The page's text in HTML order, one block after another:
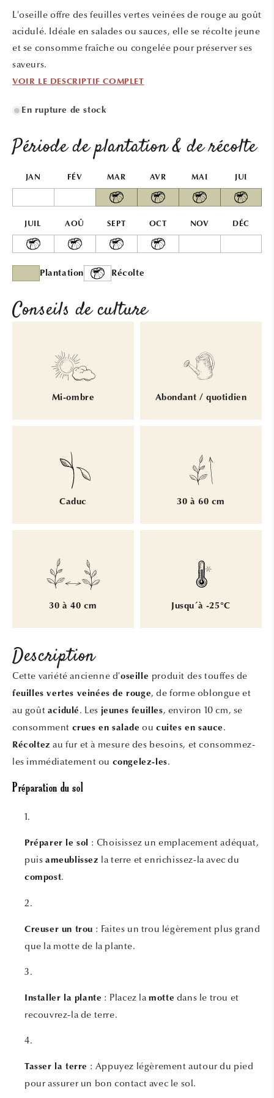
fenêtre
modale
L'oseille offre des feuilles vertes veinées de rouge au goût
acidulé. Idéale en salades ou sauces, elle se récolte jeune
et se consomme fraîche ou congelée pour préserver ses
saveurs.
VOIR LE DESCRIPTIF COMPLET
En rupture de stock
Période de plantation & de récolte
JAN FÉV MAR AVR MAI JUI
JUIL AOÛ SEPT OCT NOV DÉC
Plantation Récolte
Conseils de culture
Mi-ombre Abondant / quotidien
Caduc 30 à 60 cm
30 à 40 cm Jusqu´à -25°C
Description
Cette variété ancienne d'oseille produit des touffes de
feuilles vertes veinées de rouge, de forme oblongue et
au goût acidulé . Les jeunes feuilles, environ 10 cm, se
consomment crues en salade oucuites en sauce .
Récoltez au fur et à mesure des besoins, et consommez-
les immédiatement ou congelez-les.
Préparation du sol
Préparer le sol : Choisissez un emplacement adéquat,
puis ameublissez la terre et enrichissez-la avec du
compost.
Creuser un trou : Faites un trou légèrement plus grand
que la motte de la plante.
Installer la plante : Placez lamotte dans le trou et
recouvrez-la de terre.
Tasser la terre : Appuyez légèrement autour du pied
pour assurer un bon contact avec le sol.